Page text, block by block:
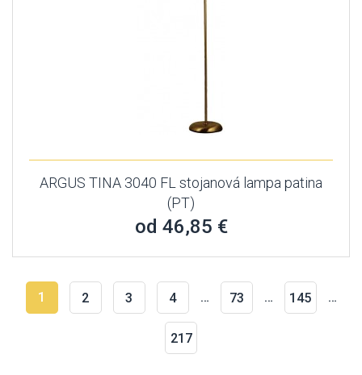
ARGUS TINA 3040 FL stojanová lampa patina
(PT)
od 46,85 €
1 2 3 4 … 73 … 145 …
217